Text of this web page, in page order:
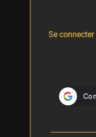
Se connecter